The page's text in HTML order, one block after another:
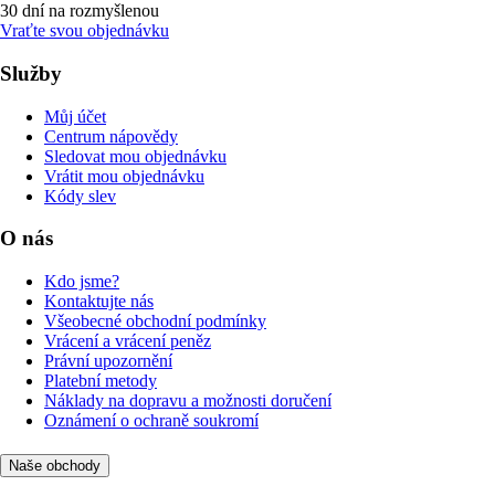
30 dní na rozmyšlenou
Vraťte svou objednávku
Služby
Můj účet
Centrum nápovědy
Sledovat mou objednávku
Vrátit mou objednávku
Kódy slev
O nás
Kdo jsme?
Kontaktujte nás
Všeobecné obchodní podmínky
Vrácení a vrácení peněz
Právní upozornění
Platební metody
Náklady na dopravu a možnosti doručení
Oznámení o ochraně soukromí
Naše obchody